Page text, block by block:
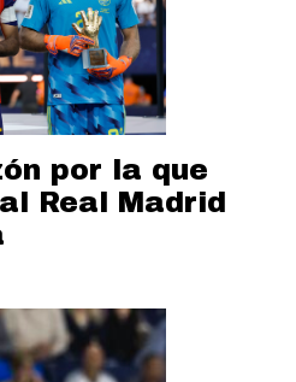
por la que
Real Madrid